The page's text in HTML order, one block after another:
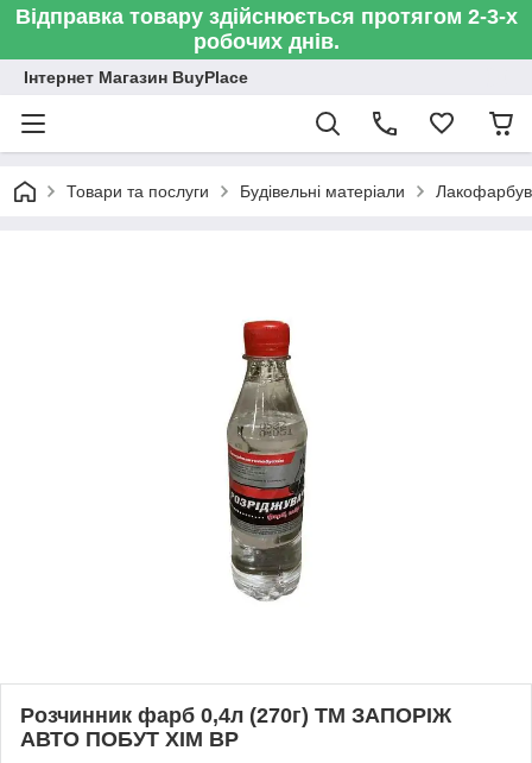
Відправка товару здійснюється протягом 2-3-х
робочих днів.
Інтернет Магазин BuyPlace
Товари та послуги Будівельні матеріали
Розчинник фарб 0,4л (270г) ТМ ЗАПОРІЖ
АВТО ПОБУТ ХІМ BP